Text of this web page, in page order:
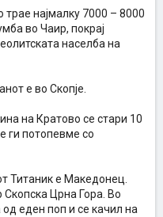
трае најмалку 7000 – 8000
во Чаир, покрај
населба на
е во Скопје.
на Кратово се стари 10
ги потопевме со
Титаник е Македонец.
Црна Гора. Во
еден поп и се качил на